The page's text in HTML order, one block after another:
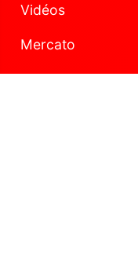
Vidéos
Mercato